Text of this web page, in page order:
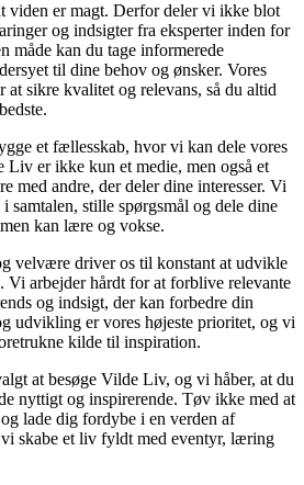
viden er magt. Derfor deler vi ikke blot
og indsigter fra eksperter inden for
måde kan du tage informerede
til dine behov og ønsker. Vores
sikre kvalitet og relevans, så du altid
et fællesskab, hvor vi kan dele vores
Liv er ikke kun et medie, men også et
med andre, der deler dine interesser. Vi
samtalen, stille spørgsmål og dele dine
kan lære og vokse.
velvære driver os til konstant at udvikle
Vi arbejder hårdt for at forblive relevante
og indsigt, der kan forbedre din
udvikling er vores højeste prioritet, og vi
kilde til inspiration.
at besøge Vilde Liv, og vi håber, at du
nyttigt og inspirerende. Tøv ikke med at
lade dig fordybe i en verden af
skabe et liv fyldt med eventyr, læring